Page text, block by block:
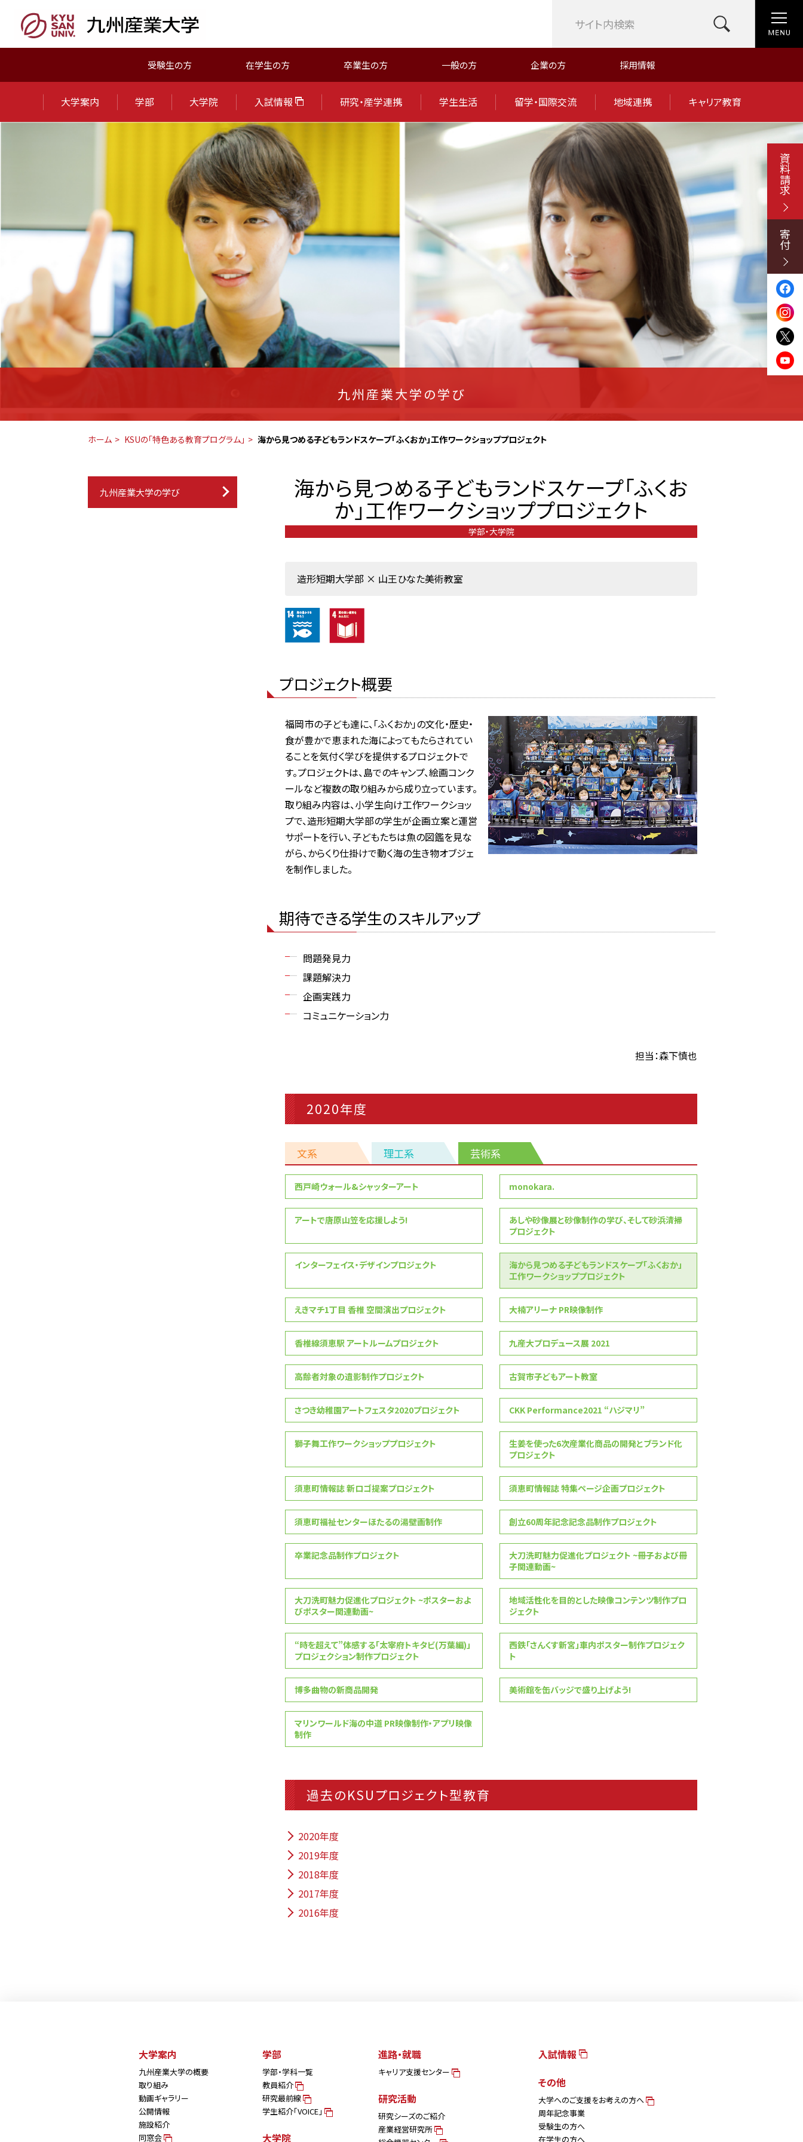
受験生の方 在学生の方 卒業生の方 一般の方 企業の方 採用情報
大学案内 学部 大学院 入試情報 研究・産学連携 学生生活 留学・国際交流 地域連携 キャリア教育
九州産業大学の学び
ホーム KSUの「特色ある教育プログラム」 海から見つめる子どもランドスケープ「ふくおか」工作ワークショッププロジェクト
海から見つめる子どもランドスケープ「ふくお
か」工作ワークショッププロジェクト
学部・大学院
造形短期大学部 × 山王ひなた美術教室
プロジェクト概要
福岡市の子ども達に、「ふくおか」の文化・歴史・
食が豊かで恵まれた海によってもたらされてい
ることを気付く学びを提供するプロジェクトで
す。プロジェクトは、島でのキャンプ、絵画コンク
ールなど複数の取り組みから成り立っています。
取り組み内容は、小学生向け工作ワークショッ
プで、造形短期大学部の学生が企画立案と運営
サポートを行い、子どもたちは魚の図鑑を見な
がら、からくり仕掛けで動く海の生き物オブジェ
を制作しました。
期待できる学生のスキルアップ
問題発見力
課題解決力
企画実践力
コミュニケーション力
担当：森下慎也
2020年度
文系 理工系 芸術系
系
西戸崎ウォール&シャッターアート monokara.
アートで唐原山笠を応援しよう!
あしや砂像展と砂像制作の学び、そして砂浜清掃
プロジェクト
インターフェイス・デザインプロジェクト
海から見つめる子どもランドスケープ「ふくおか」
工作ワークショッププロジェクト
えきマチ1丁目 香椎 空間演出プロジェクト 大楠アリーナ PR映像制作
香椎線須恵駅 アートルームプロジェクト 九産大プロデュース展 2021
高齢者対象の遺影制作プロジェクト 古賀市子どもアート教室
さつき幼稚園アートフェスタ2020プロジェクト CKK Performance2021 “ハジマリ”
獅子舞工作ワークショッププロジェクト
生姜を使った6次産業化商品の開発とブランド化
プロジェクト
須恵町情報誌 新ロゴ提案プロジェクト 須恵町情報誌 特集ページ企画プロジェクト
須恵町福祉センターほたるの湯壁画制作 創立60周年記念記念品制作プロジェクト
卒業記念品制作プロジェクト
大刀洗町魅力促進化プロジェクト ~冊子および冊
子関連動画~
大刀洗町魅力促進化プロジェクト ~ポスターおよ
びポスター関連動画~
地域活性化を目的とした映像コンテンツ制作プロ
ジェクト
“時を超えて”体感する「太宰府トキタビ(万葉編)」
プロジェクション制作プロジェクト
西鉄「さんくす新宮」車内ポスター制作プロジェク
ト
博多曲物の新商品開発 美術館を缶バッジで盛り上げよう!
マリンワールド海の中道 PR映像制作・アプリ映像
制作
過去のKSUプロジェクト型教育
2020年度
2019年度
2018年度
2017年度
2016年度
九州産業大学の学び
大学案内
九州産業大学の概要
取り組み
動画ギャラリー
公開情報
施設紹介
同窓会
学部
学部・学科一覧
教員紹介
研究最前線
学生紹介「VOICE」
大学院
進路・就職
キャリア支援センター
研究活動
研究シーズのご紹介
産業経営研究所
入試情報
その他
大学へのご支援をお考えの方へ
周年記念事業
受験生の方へ
在学生の方へ
資料請求
寄付